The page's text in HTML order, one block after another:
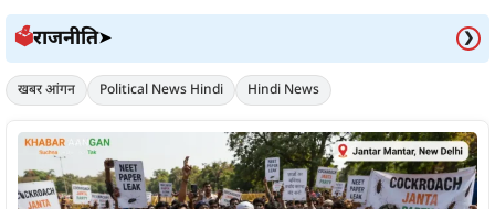
🗳️राजनीति➤ ❯
खबर आंगन Political News Hindi Hindi News